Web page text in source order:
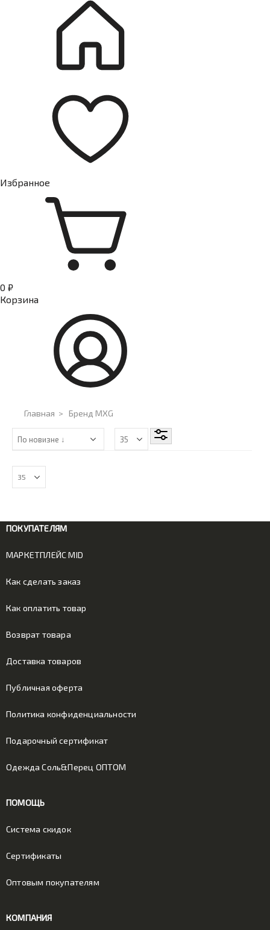
Избранное
0 ₽
Корзина
Главная > Бренд MXG
ПОКУПАТЕЛЯМ
МАРКЕТПЛЕЙС MID
Как сделать заказ
Как оплатить товар
Возврат товара
Доставка товаров
Публичная оферта
Политика конфиденциальности
Подарочный сертификат
Одежда Соль&Перец ОПТОМ
ПОМОЩЬ
Система скидок
Сертификаты
Оптовым покупателям
КОМПАНИЯ